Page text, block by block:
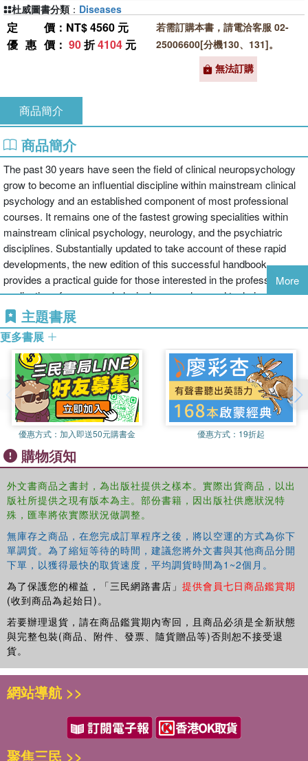
定價 ：NT$ 4560 元
優惠價 ： 90折4104 元
若需訂購本書，請電洽客服 02-
25006600[分機130、131]。
無法訂購
杜威圖書分類 ： Diseases
商品簡介
商品簡介
The past 30 years have seen the field of clinical neuropsychology
grow to become an influential discipline within mainstream clinical
psychology and an established component of most professional
courses. It remains one of the fastest growing specialities within
mainstream clinical psychology, neurology, and the psychiatric
disciplines. Substantially updated to take account of these rapid
developments, the new edition of this successful handbook
provides a practical guide for those interested in the professional
application of neuropsychological approaches and techniques in
clinical practice.
With chapters by leading specialists, it demonstrates the
contribution that neuropsychological approaches can make to the
assessment, diagnosis, and treatment of a range of brain
disorders, as well as addressing the special considerations when
treating children and the elderly. As before, the book is divided into
10 sections, covering everything from methodological and
conceptual issues, developmental and paediatric neuropsychology,
funcional neuroanatomy, and the historical context. Throughout, the
content draws on contemporary neuroscientific techniques,
focusing on the methods of functional imaging, cognitive
psychology, cognitive neuropsychology, neuropsychiatry and
cognitive rehabilitation. It also provides background information on
laboratory and research techniques, as well as covering relevant
neurology and psychiatry.
The book will be essential for trainee neuropsychologists, students
and teachers in the clinical and cognitive
neurosciences/psychology, neurobiologists, neurologists,
neurosurgeons and psychiatrists.
More
主題書展
更多書展
優惠方式： 加入即送50元購書金 優惠方式： 19折起
購物須知
外文書商品之書封，為出版社提供之樣本。實際出貨商品，以出
版社所提供之現有版本為主。部份書籍，因出版社供應狀況特
殊，匯率將依實際狀況做調整。
無庫存之商品，在您完成訂單程序之後，將以空運的方式為你下
單調貨。為了縮短等待的時間，建議您將外文書與其他商品分開
下單，以獲得最快的取貨速度，平均調貨時間為1~2個月。
為了保護您的權益，「三民網路書店」 提供會員七日商品鑑賞期
(收到商品為起始日)。
若要辦理退貨，請在商品鑑賞期內寄回，且商品必須是全新狀態
與完整包裝(商品、附件、發票、隨貨贈品等)否則恕不接受退
貨。
網站導航 >>
聚焦三民 >>